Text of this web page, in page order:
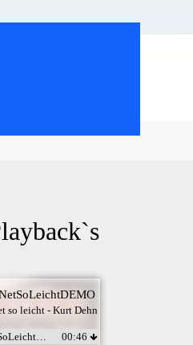
so leicht - Kurt Dehn
PaelzischIsGarNetSoLeichtDEMO 00:46